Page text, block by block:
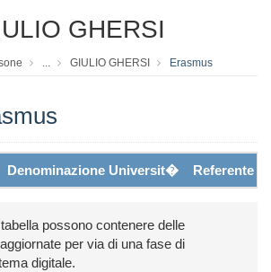
GHERSI
... GIULIO GHERSI Erasmus
Denominazione Universit� Referente
possono contenere delle
per via di una fase di
digitale.